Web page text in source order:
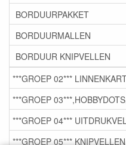
BORDUURPAKKET
BORDUURMALLEN
BORDUUR KNIPVELLEN
***GROEP 02***
***GROEP
***GROEP 04***
***GROEP 05***